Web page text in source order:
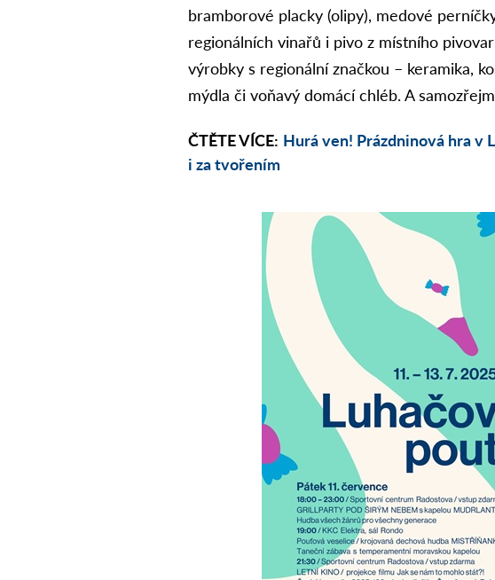
bramborové placky (olipy), medové
regionálních vinařů i pivo z místního
výrobky s regionální značkou – keramika,
mýdla či voňavý domácí chléb. A
ČTĚTE VÍCE: Hurá ven! Prázdninová hra v
i za tvořením